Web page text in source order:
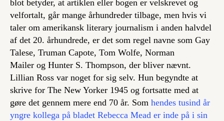
blot betyder, at artiklen eller bogen er velskrevet og
velfortalt, går mange århundreder tilbage, men hvis vi
taler om amerikansk literary journalism i anden halvdel
af det 20. århundrede, er det som regel navne som Gay
Talese, Truman Capote, Tom Wolfe, Norman
Mailer og Hunter S. Thompson, der bliver nævnt.
Lillian Ross var noget for sig selv. Hun begyndte at
skrive for The New Yorker 1945 og fortsatte med at
gøre det gennem mere end 70 år. Som hendes tusind år
yngre kollega på bladet Rebecca Mead er inde på i sin